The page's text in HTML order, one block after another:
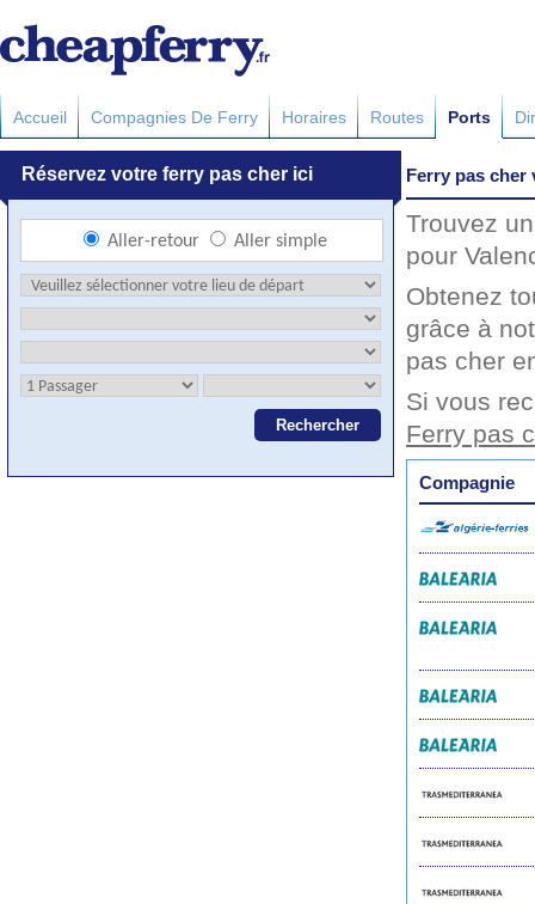
Accueil Compagnies De Ferry Horaires Routes Ports
Ferry pas cher
Trouvez
pour
Obtenez
grâce à
pas cher
Si vous
Ferry pas
Compagnie